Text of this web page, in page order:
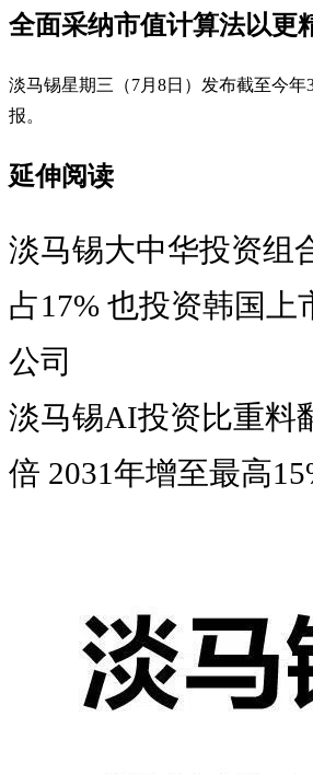
全面采纳市值计算法以更
淡马锡星期三（7月8日）发布截至今年
报。
延伸阅读
淡马锡大中华投资组
占17% 也投资韩国上
公司
淡马锡AI投资比重料
倍 2031年增至最高